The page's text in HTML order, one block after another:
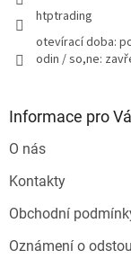
htptrading
otevírací doba:
odin / so,ne:
Informace pro
O nás
Kontakty
Obchodní
Oznámení o